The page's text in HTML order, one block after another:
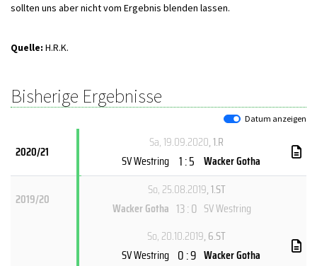
sollten uns aber nicht vom Ergebnis blenden lassen.
Quelle: H.R.K.
Bisherige Ergebnisse
Datum anzeigen
2020/21
Sa, 19.09.2020, 1.R
SV Westring 1 : 5 Wacker Gotha
2019/20
So, 25.08.2019, 1.ST
Wacker Gotha 13 : 0 SV Westring
So, 20.10.2019, 6.ST
SV Westring 0 : 9 Wacker Gotha